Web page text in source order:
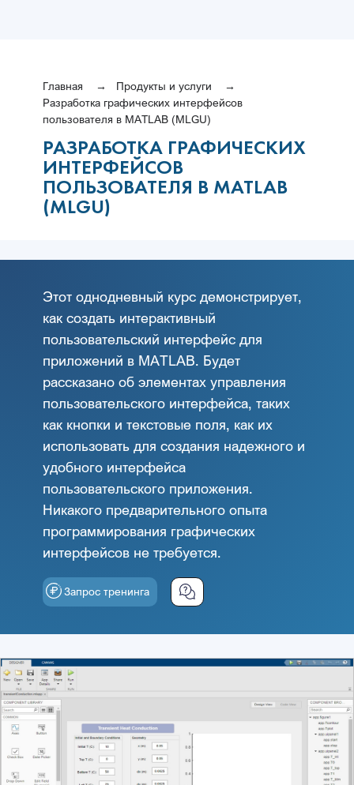
Главная
Продукты и услуги
Разработка графических интерфейсов
пользователя в MATLAB (MLGU)
РАЗРАБОТКА ГРАФИЧЕСКИХ
ИНТЕРФЕЙСОВ
ПОЛЬЗОВАТЕЛЯ В MATLAB
(MLGU)
Этот однодневный курс демонстрирует,
как создать интерактивный
пользовательский интерфейс для
приложений в MATLAB. Будет
рассказано об элементах управления
пользовательского интерфейса, таких
как кнопки и текстовые поля, как их
использовать для создания надежного и
удобного интерфейса
пользовательского приложения.
Никакого предварительного опыта
программирования графических
интерфейсов не требуется.
Запрос тренинга